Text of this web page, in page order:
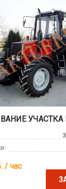
УЧАСТКА
/ час